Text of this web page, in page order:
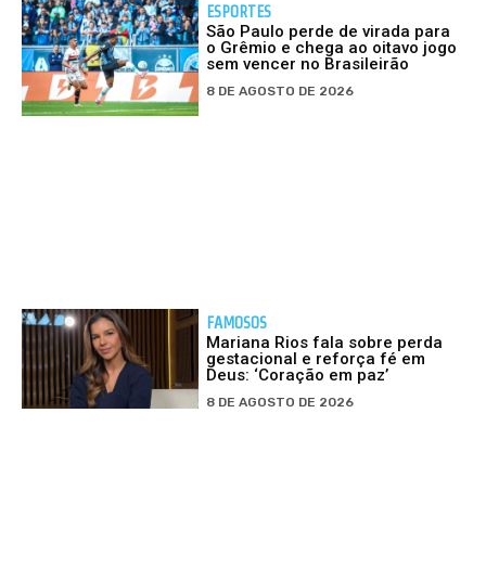
ESPORTES
São Paulo perde de virada para
o Grêmio e chega ao oitavo jogo
sem vencer no Brasileirão
8 DE AGOSTO DE 2026
FAMOSOS
Mariana Rios fala sobre perda
gestacional e reforça fé em
Deus: ‘Coração em paz’
8 DE AGOSTO DE 2026